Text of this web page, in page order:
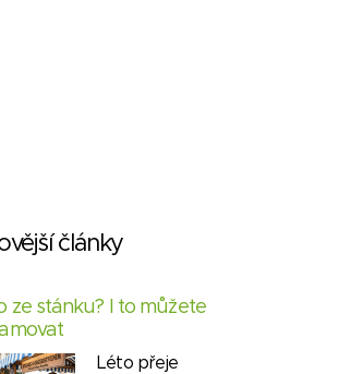
články
ze stánku? I to můžete
Léto přeje